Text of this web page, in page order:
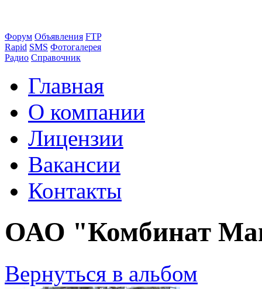
Форум Объявления FTP
Rapid SMS Фотогалерея
Радио Справочник
Главная
О компании
Лицензии
Вакансии
Контакты
ОАО "Комбинат
Вернуться в альбом